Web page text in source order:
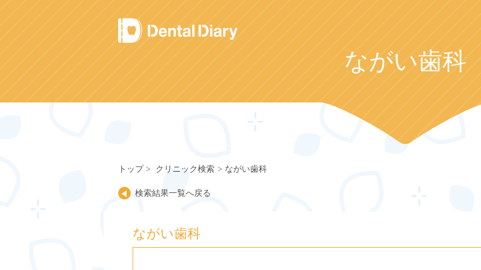
Skip
to
content
ながい歯科
トップ クリニック検索 ながい歯科
検索結果一覧へ戻る
ながい歯科